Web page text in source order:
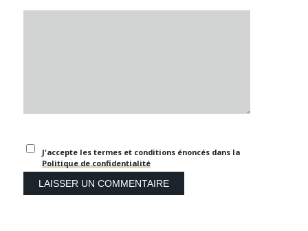
J'accepte les termes et conditions énoncés dans la
Politique de confidentialité